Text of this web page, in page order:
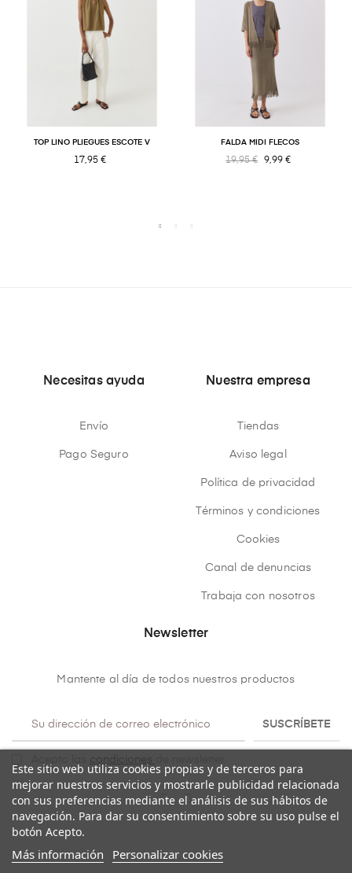
TOP LINO PLIEGUES ESCOTE V
17,95 €
FALDA MIDI FLECOS
19,95 € 9,99 €
Necesitas ayuda
Envío
Pago Seguro
Nuestra empresa
Tiendas
Aviso legal
Política de privacidad
Términos y condiciones
Cookies
Canal de denuncias
Trabaja con nosotros
Newsletter
Mantente al día de todos nuestros productos
SUSCRÍBETE
condiciones
Este sitio web utiliza cookies propias y de terceros para
mejorar nuestros servicios y mostrarle publicidad relacionada
con sus preferencias mediante el análisis de sus hábitos de
navegación. Para dar su consentimiento sobre su uso pulse el
botón Acepto.
Más información Personalizar cookies